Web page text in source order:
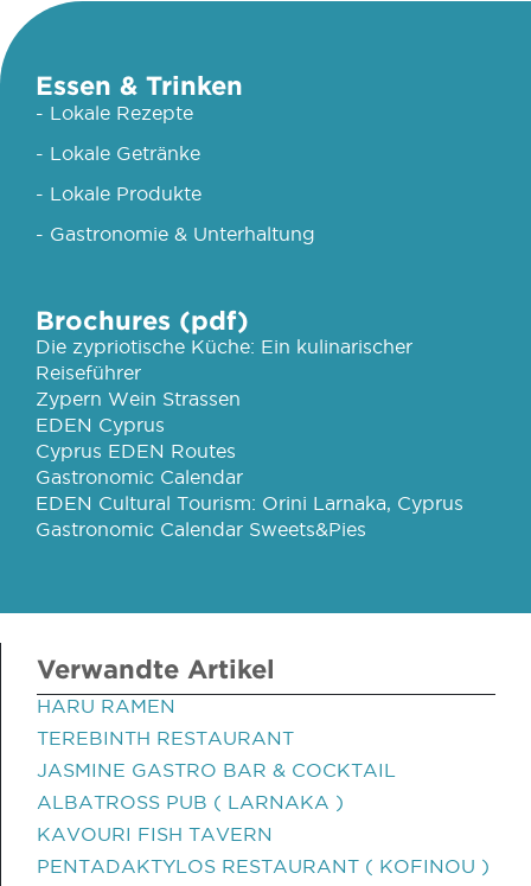
Essen & Trinken
- Lokale Rezepte
- Lokale Getränke
- Lokale Produkte
- Gastronomie & Unterhaltung
Brochures (pdf)
Die zypriotische Küche: Ein kulinarischer
Reiseführer
Zypern Wein Strassen
EDEN Cyprus
Cyprus EDEN Routes
Gastronomic Calendar
EDEN Cultural Tourism: Orini Larnaka, Cyprus
Gastronomic Calendar Sweets&Pies
Verwandte Artikel
HARU RAMEN
TEREBINTH RESTAURANT
JASMINE GASTRO BAR & COCKTAIL
ALBATROSS PUB ( LARNAKA )
KAVOURI FISH TAVERN
PENTADAKTYLOS RESTAURANT ( KOFINOU )